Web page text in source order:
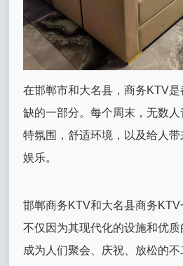
在邯郸市和大名县，商务KTV
缺的一部分。每个周末，无数
特氛围，舒适环境，以及给人
娱乐。
邯郸商务KTV和大名县商务KTV
不仅因为其现代化的设施和优
成为人们聚会、庆祝、放松的